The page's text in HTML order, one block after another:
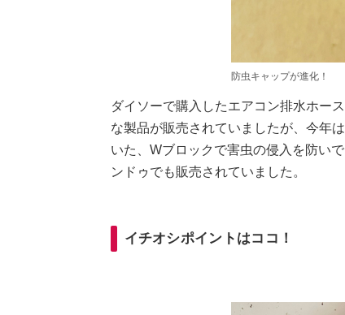
防虫キャップが進化！
ダイソーで購入したエアコン排水ホー
な製品が販売されていましたが、今年
いた、Wブロックで害虫の侵入を防い
ンドゥでも販売されていました。
イチオシポイントはココ！